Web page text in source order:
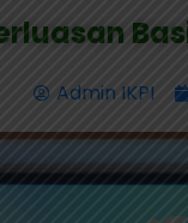
Admin IKPI